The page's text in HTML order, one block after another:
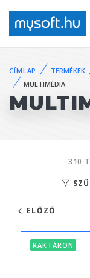
CÍMLAP TERMÉKEK
MULTIMÉDIA
310
ELŐZŐ
RAKTÁRON